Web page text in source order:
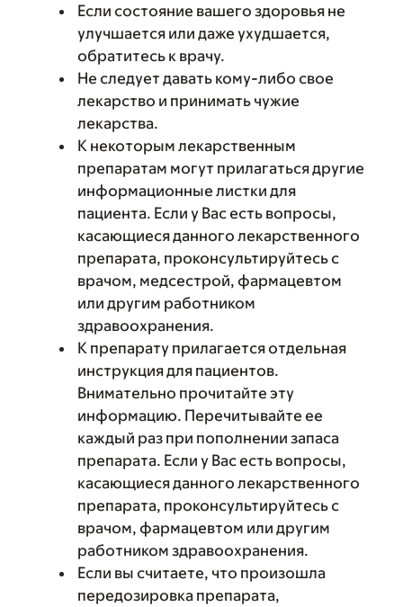
Если состояние вашего здоровья не
улучшается или даже ухудшается,
обратитесь к врачу.
Не следует давать кому-либо свое
лекарство и принимать чужие
лекарства.
К некоторым лекарственным
препаратам могут прилагаться другие
информационные листки для
пациента. Если у Вас есть вопросы,
касающиеся данного лекарственного
препарата, проконсультируйтесь с
врачом, медсестрой, фармацевтом
или другим работником
здравоохранения.
К препарату прилагается отдельная
инструкция для пациентов.
Внимательно прочитайте эту
информацию. Перечитывайте ее
каждый раз при пополнении запаса
препарата. Если у Вас есть вопросы,
касающиеся данного лекарственного
препарата, проконсультируйтесь с
врачом, фармацевтом или другим
работником здравоохранения.
Если вы считаете, что произошла
передозировка препарата,